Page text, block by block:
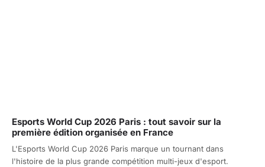
Esports World Cup 2026 Paris : tout savoir sur la
première édition organisée en France
L'Esports World Cup 2026 Paris marque un tournant dans
l'histoire de la plus grande compétition multi-jeux d'esport.